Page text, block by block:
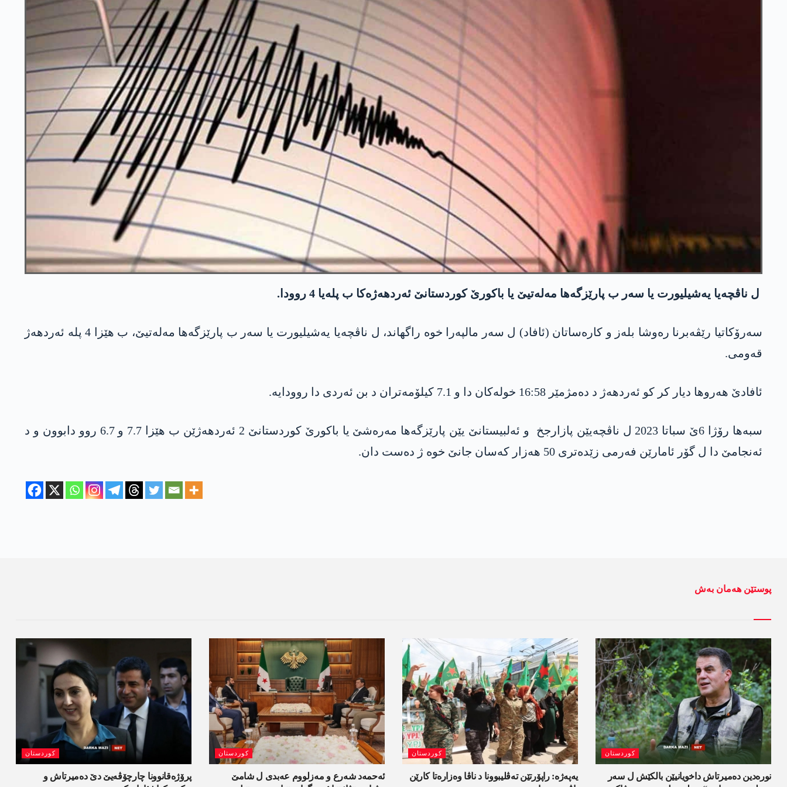
ل ناڤچەیا یەشیلیورت یا سەر ب پارێزگەھا مەلەتیێ یا باکورێ کوردستانێ ئەردھەژەکا ب پلەیا 4 روودا.
سەرۆکاتیا رێڤەبرنا رەوشا بلەز و کارەساتان (ئافاد) ل سەر مالپەرا خوە راگھاند، ل ناڤچەیا یەشیلیورت یا سەر ب پارێزگەھا مەلەتیێ، ب ھێزا 4 پلە ئەردھەژ
قەومی.
ئافادێ ھەروھا دیار کر کو ئەردھەژ د دەمژمێر 16:58 خولەکان دا و 7.1 کیلۆمەتران د بن ئەردی دا روودایە.
سبەھا رۆژا 6ێ سباتا 2023 ل ناڤچەیێن پازارجخ و ئەلبیستانێ یێن پارێزگەھا مەرەشێ یا باکورێ کوردستانێ 2 ئەردھەژێن ب ھێزا 7.7 و 6.7 روو دابوون و د
ئەنجامێ دا ل گۆر ئامارێن فەرمی زێدەتری 50 ھەزار کەسان جانێ خوە ژ دەست دان.
پوستێن ھەمان بەش
کوردستان
پرۆژەقانوونا چارچۆڤەیێ دێ دەمیرتاش و
کوردستان
ئەحمەد شەرع و مەزلووم عەبدی ل شامێ
کوردستان
یەپەژە: راپۆرتێن تەڤلیبوونا د ناڤا وەزارەتا کارێن
کوردستان
نورەدین دەمیرتاش داخویانیێن بالکێش ل سەر